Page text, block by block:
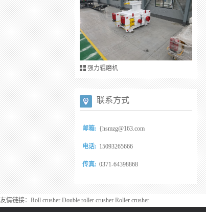
强力辊磨机
联系方式
邮箱: {hsmzg@163.com
电话: 15093265666
传真: 0371-64398868
友情链接： Roll crusher Double roller crusher Roller crusher